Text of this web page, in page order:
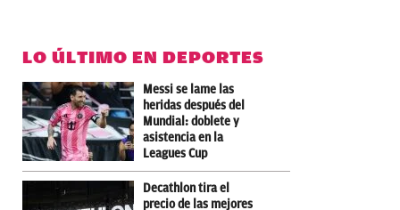
LO ÚLTIMO EN DEPORTES
Messi se lame las
heridas después del
Mundial: doblete y
asistencia en la
Leagues Cup
Decathlon tira el
precio de las mejores